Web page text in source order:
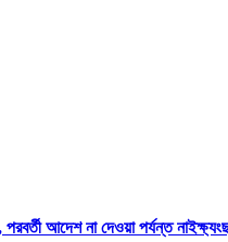
আদেশ না দেওয়া পর্যন্ত